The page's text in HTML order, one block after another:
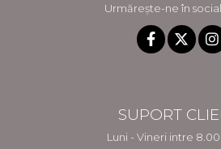
Urmărește-ne în
SUPORT
Luni - Vineri intre 8.00